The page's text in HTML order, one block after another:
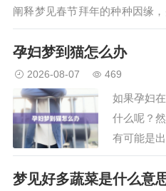
阐释梦见春节拜年的种种因缘
家分析梦到春节拜年的详尽含
男性梦见欢欢喜喜地过春节…
孕妇梦到猫怎么办
2026-08-07 469
如果孕妇
什么呢？
有可能是
常的繁琐
因。如果
梦见好多蔬菜是什么意